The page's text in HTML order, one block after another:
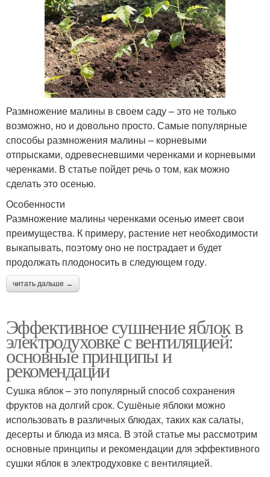
Размножение малины в своем саду – это не только
возможно, но и довольно просто. Самые популярные
способы размножения малины – корневыми
отпрысками, одревесневшими черенками и корневыми
черенками. В статье пойдет речь о том, как можно
сделать это осенью.
Особенности
Размножение малины черенками осенью имеет свои
преимущества. К примеру, растение нет необходимости
выкапывать, поэтому оно не пострадает и будет
продолжать плодоносить в следующем году.
читать дальше →
Эффективное сушнение яблок в
электродуховке с вентиляцией:
основные принципы и
рекомендации
Сушка яблок – это популярный способ сохранения
фруктов на долгий срок. Сушёные яблоки можно
использовать в различных блюдах, таких как салаты,
десерты и блюда из мяса. В этой статье мы рассмотрим
основные принципы и рекомендации для эффективного
сушки яблок в электродуховке с вентиляцией.